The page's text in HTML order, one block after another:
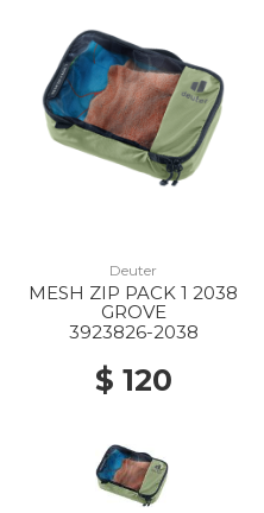
Deuter
MESH ZIP PACK 1 2038
GROVE
3923826-2038
$ 120